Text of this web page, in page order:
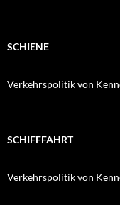
SCHIENE
Verkehrspolitik von
SCHIFFFAHRT
Verkehrspolitik von